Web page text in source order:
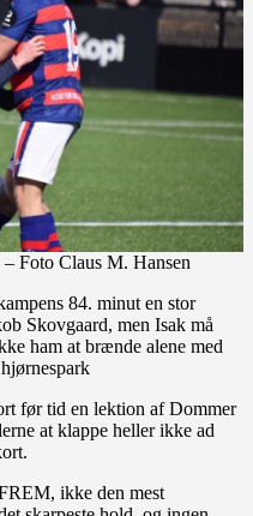
Foto Claus M. Hansen
84. minut en stor
Skovgaard, men Isak må
ham at brænde alene med
før tid en lektion af Dommer
at klappe heller ikke ad
ikke den mest